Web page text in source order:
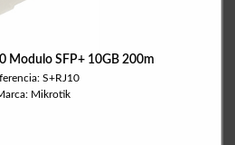
Modulo SFP+ 10GB 200m
S+RJ10
Mikrotik